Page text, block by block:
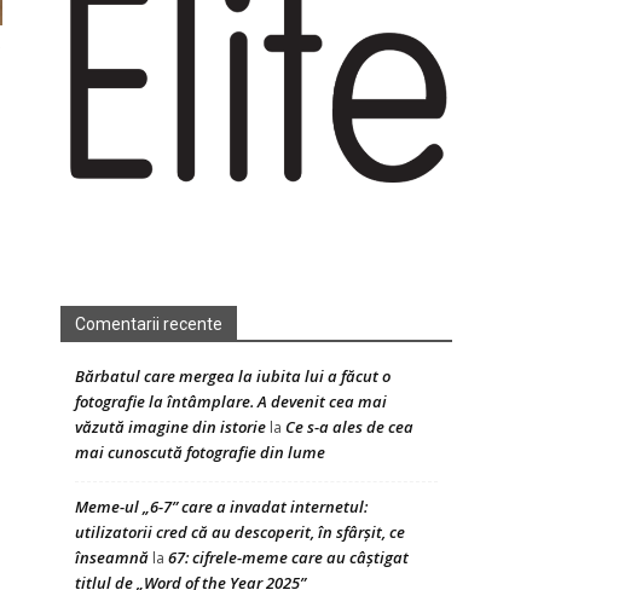
Comentarii recente
Bărbatul care mergea la iubita lui a făcut o
fotografie la întâmplare. A devenit cea mai
văzută imagine din istorie la Ce s-a ales de cea
mai cunoscută fotografie din lume
Meme-ul „6-7” care a invadat internetul:
utilizatorii cred că au descoperit, în sfârșit, ce
înseamnă la 67: cifrele-meme care au câștigat
titlul de „Word of the Year 2025”